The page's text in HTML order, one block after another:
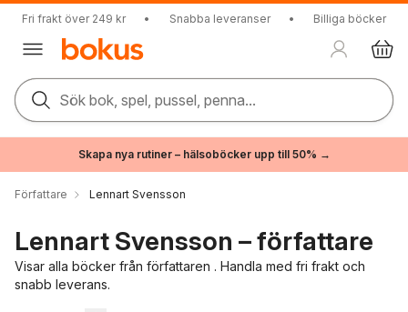
Fri frakt över 249 kr • Snabba leveranser • Billiga böcker
Sök bok, spel, pussel, penna...
Skapa nya rutiner – hälsoböcker upp till 50% →
Författare Lennart Svensson
Lennart Svensson – författare
Visar alla böcker från författaren . Handla med fri frakt och
snabb leverans.